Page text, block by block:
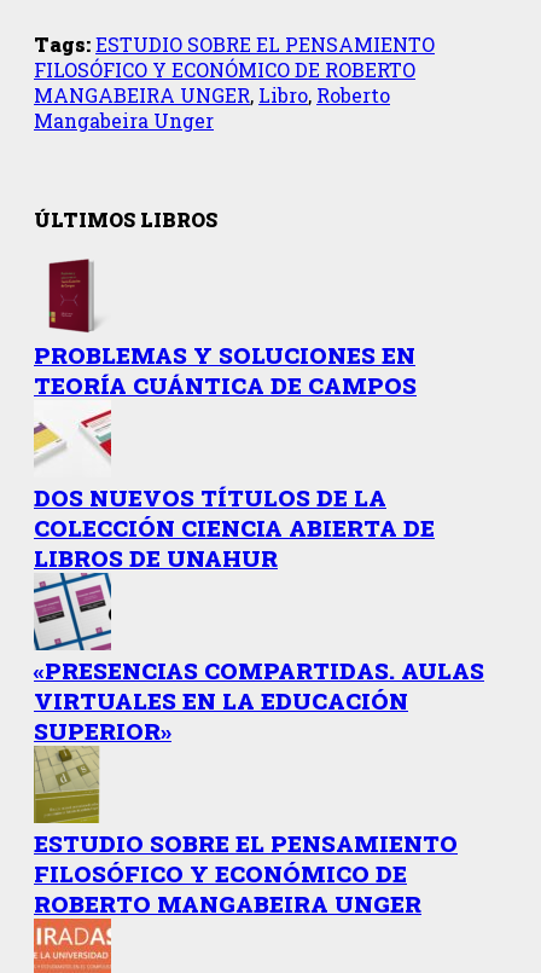
Tags:ESTUDIO SOBRE EL PENSAMIENTO
FILOSÓFICO Y ECONÓMICO DE ROBERTO
MANGABEIRA UNGER, Libro, Roberto
Mangabeira Unger
ÚLTIMOS LIBROS
PROBLEMAS Y SOLUCIONES EN
TEORÍA CUÁNTICA DE CAMPOS
DOS NUEVOS TÍTULOS DE LA
COLECCIÓN CIENCIA ABIERTA DE
LIBROS DE UNAHUR
«PRESENCIAS COMPARTIDAS. AULAS
VIRTUALES EN LA EDUCACIÓN
SUPERIOR»
ESTUDIO SOBRE EL PENSAMIENTO
FILOSÓFICO Y ECONÓMICO DE
ROBERTO MANGABEIRA UNGER